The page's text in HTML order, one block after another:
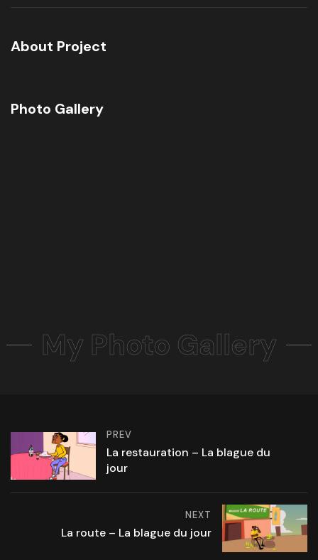
About Project
Photo Gallery
My Photo Gallery
PREV
La restauration – La blague du
jour
NEXT
La route – La blague du jour